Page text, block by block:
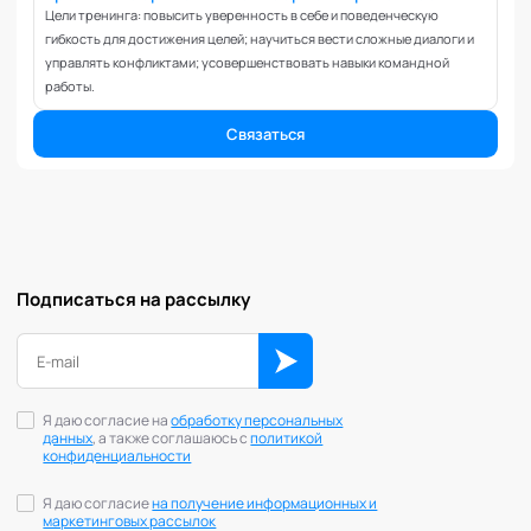
Возрастные кризисы
Воспитание
Долголетие и качество жизни
Дыхательные практики
Клиентский менеджмент
Когнитивные способности
Коммуникация в команде
Корпоративная культура и этика
Цели тренинга: повысить уверенность в себе и поведенческую
гибкость для достижения целей; научиться вести сложные диалоги и
управлять конфликтами; усовершенствовать навыки командной
работы.
Связаться
Подписаться на рассылку
Я даю согласие наобработку персональных
данных, а также соглашаюсь сполитикой
конфиденциальности
Я даю согласиена получение информационных и
маркетинговых рассылок